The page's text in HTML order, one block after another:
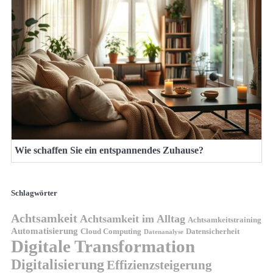
Wie schaffen Sie ein entspannendes Zuhause?
Schlagwörter
Achtsamkeit Achtsamkeit im Alltag Achtsamkeitstraining
Automatisierung Cloud Computing Datenanalyse Datensicherheit
Digitale Transformation
Digitalisierung Effizienzsteigerung